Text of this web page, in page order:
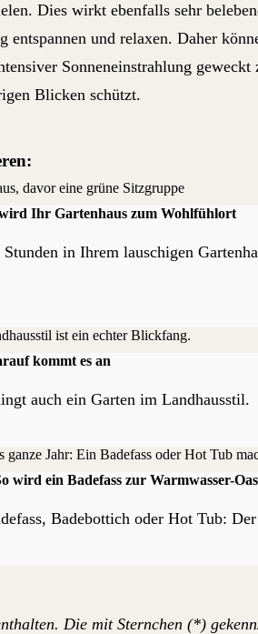
Dies wirkt ebenfalls sehr
entspannen und relaxen. Daher
Sonneneinstrahlung
Blicken schützt.
Ihr Gartenhaus zum Wohlfühlort
in Ihrem lauschigen
kommt es an
auch ein Garten im
wird ein Badefass zur Warmwasser-
Badebottich oder Hot Tub:
Die mit Sternchen (*)